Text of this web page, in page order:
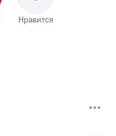
Нравится